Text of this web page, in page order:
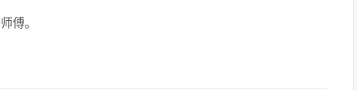
傅。